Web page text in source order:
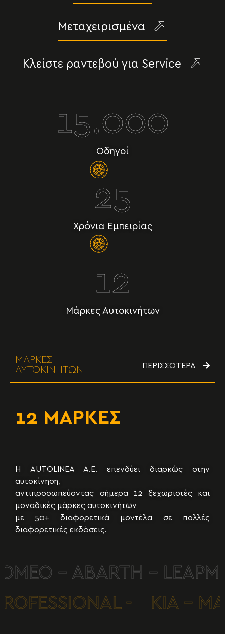
Μεταχειρισμένα
Κλείστε ραντεβού για Service
Οδηγοί
15.000
Χρόνια Εμπειρίας
25
Μάρκες Αυτοκινήτων
12
ΜΑΡΚΕΣ
ΑΥΤΟΚΙΝΗΤΩΝ
ΠΕΡΙΣΣΟΤΕΡΑ
12 ΜΑΡΚΕΣ
Η AUTOLINEA A.E. επενδύει διαρκώς στην
αυτοκίνηση,
αντιπροσωπεύοντας σήμερα 12 ξεχωριστές και
μοναδικές μάρκες αυτοκινήτων
με 50+ διαφορετικά μοντέλα σε πολλές
διαφορετικές εκδόσεις.
- ABARTH -
KIA -
-